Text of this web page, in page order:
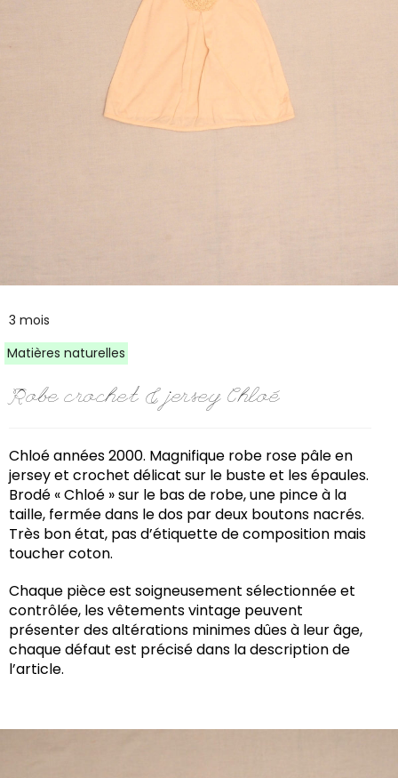
3 mois
Matières naturelles
Robe crochet & jersey Chloé
Chloé années 2000. Magnifique robe rose pâle en
jersey et crochet délicat sur le buste et les épaules.
Brodé « Chloé » sur le bas de robe, une pince à la
taille, fermée dans le dos par deux boutons nacrés.
Très bon état, pas d’étiquette de composition mais
toucher coton.
Chaque pièce est soigneusement sélectionnée et
contrôlée, les vêtements vintage peuvent
présenter des altérations minimes dûes à leur âge,
chaque défaut est précisé dans la description de
l’article.